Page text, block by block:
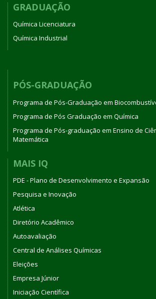
GRADUAÇÃO
Química Licenciatura
Química Industrial
PÓS-GRADUAÇÃO
Programa de Pós-Graduação em
Programa de Pós Graduação em Química
Programa de Pós-graduação em Ensino de
Matemática
MAIS IQ
PDE - Plano de Desenvolvimento e Expansão
Pesquisa e Inovação
Atlética
Diretório Acadêmico
Autoavaliação
Central de Análises Químicas
Eleições
Empresa Júnior
Iniciação Científica